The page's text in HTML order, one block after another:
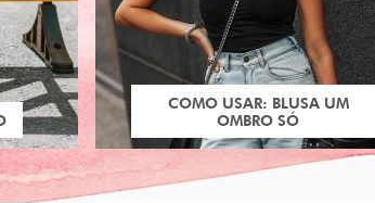
COMO USAR: BLUSA UM
OMBRO SÓ